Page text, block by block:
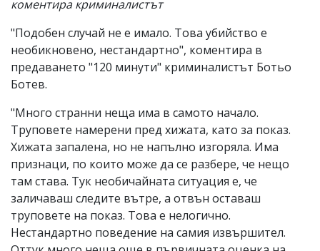
коментира криминалистът
"Подобен случай не е имало. Това убийство е
необикновено, нестандартно", коментира в
предаването "120 минути" криминалистът Ботьо
Ботев.
"Много странни неща има в самото начало.
Труповете намерени пред хижата, като за показ.
Хижата запалена, но не напълно изгоряла. Има
признаци, по които може да се разбере, че нещо
там става. Тук необичайната ситуация е, че
заличаваш следите вътре, а отвън оставаш
труповете на показ. Това е нелогично.
Нестандартно поведение на самия извършител.